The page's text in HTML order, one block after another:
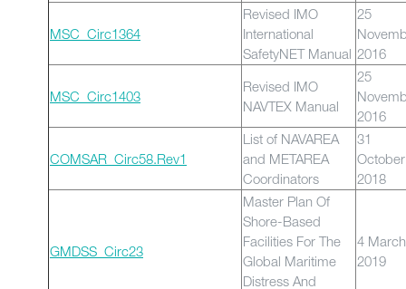
MSC_Circ1364
Revised IMO
International
SafetyNET Manual
25
2016
MSC_Circ1403
Revised IMO
NAVTEX Manual
25
2016
COMSAR_Circ58.Rev1
List of NAVAREA
and METAREA
Coordinators
31
October
2018
GMDSS_Circ23
Master Plan Of
Shore-Based
Facilities For The
Global Maritime
Distress And
4 March
2019